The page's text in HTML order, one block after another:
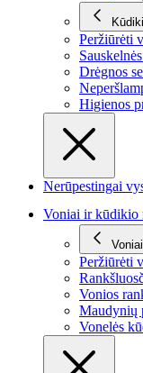
Peržiūrėti
Drėgnos
Higienos
Nerūpestingai
Voniai ir kūdikio
Peržiūrėti
Vonios
Maudynių
Vonelės